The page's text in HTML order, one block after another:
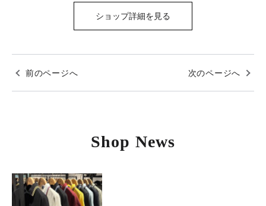
ショップ詳細を見る
前のページへ 次のページへ
Shop News